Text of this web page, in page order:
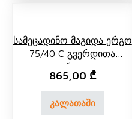
Სამეცადინო Მაგიდა Ერგო
75/40 C Გვერდითა
Თაროთი
865,00 ₾
კალათაში